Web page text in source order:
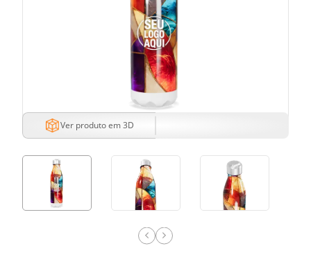
Ver produto em 3D